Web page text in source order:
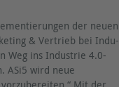
der neuen
& Vertrieb bei Indu-
Weg ins Industrie 4.0-
ASi5 wird neue